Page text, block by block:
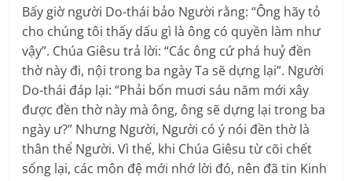
Bấy giờ người Do-thái bảo Người rằng: “Ông hãy tỏ
cho chúng tôi thấy dấu gì là ông có quyền làm như
vậy”. Chúa Giêsu trả lời: “Các ông cứ phá huỷ đền
thờ này đi, nội trong ba ngày Ta sẽ dựng lại”. Người
Do-thái đáp lại: “Phải bốn muơi sáu năm mới xây
được đền thờ này mà ông, ông sẽ dựng lại trong ba
ngày ư?” Nhưng Người, Người có ý nói đền thờ là
thân thể Người. Vì thế, khi Chúa Giêsu từ cõi chết
sống lại, các môn đệ mới nhớ lời đó, nên đã tin Kinh